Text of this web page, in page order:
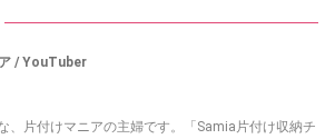
/ YouTuber
、片付けマニアの主婦です。「Samia片付け収納チ